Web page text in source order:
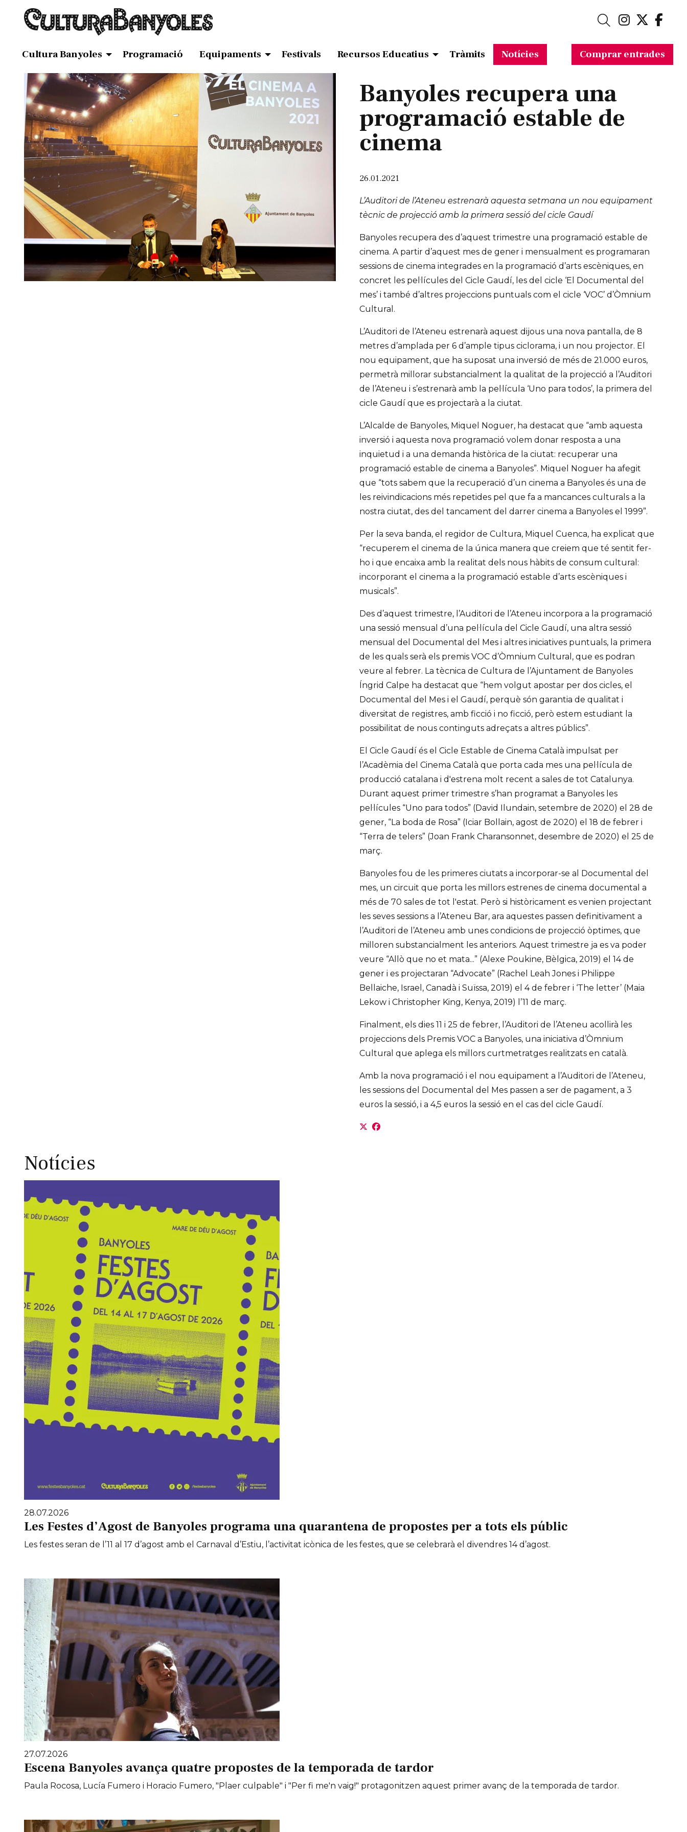
Link aLink
Cerca
Cultura Banyoles Programació Equipaments Festivals Recursos Educatius Tràmits Notícies Comprar entrades
Banyoles recupera una
programació estable de
cinema
26.01.2021
L’Auditori de l’Ateneu estrenarà aquesta setmana un nou equipament
tècnic de projecció amb la primera sessió del cicle Gaudí
Banyoles recupera des d’aquest trimestre una programació estable de
cinema. A partir d’aquest mes de gener i mensualment es programaran
sessions de cinema integrades en la programació d’arts escèniques, en
concret les pel·lícules del Cicle Gaudí, les del cicle ‘El Documental del
mes’ i també d’altres projeccions puntuals com el cicle ‘VOC’ d’Òmnium
Cultural.
L’Auditori de l’Ateneu estrenarà aquest dijous una nova pantalla, de 8
metres d’amplada per 6 d’ample tipus ciclorama, i un nou projector. El
nou equipament, que ha suposat una inversió de més de 21.000 euros,
permetrà millorar substancialment la qualitat de la projecció a l’Auditori
de l’Ateneu i s’estrenarà amb la pel·lícula ‘Uno para todos’, la primera del
cicle Gaudí que es projectarà a la ciutat.
L’Alcalde de Banyoles, Miquel Noguer, ha destacat que “amb aquesta
inversió i aquesta nova programació volem donar resposta a una
inquietud i a una demanda històrica de la ciutat: recuperar una
programació estable de cinema a Banyoles”. Miquel Noguer ha afegit
que “tots sabem que la recuperació d’un cinema a Banyoles és una de
les reivindicacions més repetides pel que fa a mancances culturals a la
nostra ciutat, des del tancament del darrer cinema a Banyoles el 1999”.
Per la seva banda, el regidor de Cultura, Miquel Cuenca, ha explicat que
“recuperem el cinema de la única manera que creiem que té sentit fer-
ho i que encaixa amb la realitat dels nous hàbits de consum cultural:
incorporant el cinema a la programació estable d’arts escèniques i
musicals”.
Des d’aquest trimestre, l’Auditori de l’Ateneu incorpora a la programació
una sessió mensual d’una pel·lícula del Cicle Gaudí, una altra sessió
mensual del Documental del Mes i altres iniciatives puntuals, la primera
de les quals serà els premis VOC d’Òmnium Cultural, que es podran
veure al febrer. La tècnica de Cultura de l’Ajuntament de Banyoles
Íngrid Calpe ha destacat que “hem volgut apostar per dos cicles, el
Documental del Mes i el Gaudí, perquè són garantia de qualitat i
diversitat de registres, amb ficció i no ficció, però estem estudiant la
possibilitat de nous continguts adreçats a altres públics”.
El Cicle Gaudí és el Cicle Estable de Cinema Català impulsat per
l’Acadèmia del Cinema Català que porta cada mes una pel·lícula de
producció catalana i d'estrena molt recent a sales de tot Catalunya.
Durant aquest primer trimestre s’han programat a Banyoles les
pel·lícules “Uno para todos” (David Ilundain, setembre de 2020) el 28 de
gener, “La boda de Rosa” (Iciar Bollain, agost de 2020) el 18 de febrer i
“Terra de telers” (Joan Frank Charansonnet, desembre de 2020) el 25 de
març.
Banyoles fou de les primeres ciutats a incorporar-se al Documental del
mes, un circuit que porta les millors estrenes de cinema documental a
més de 70 sales de tot l'estat. Però si històricament es venien projectant
les seves sessions a l’Ateneu Bar, ara aquestes passen definitivament a
l’Auditori de l’Ateneu amb unes condicions de projecció òptimes, que
milloren substancialment les anteriors. Aquest trimestre ja es va poder
veure “Allò que no et mata...” (Alexe Poukine, Bèlgica, 2019) el 14 de
gener i es projectaran “Advocate” (Rachel Leah Jones i Philippe
Bellaiche, Israel, Canadà i Suïssa, 2019) el 4 de febrer i ‘The letter’ (Maia
Lekow i Christopher King, Kenya, 2019) l’11 de març.
Finalment, els dies 11 i 25 de febrer, l’Auditori de l’Ateneu acollirà les
projeccions dels Premis VOC a Banyoles, una iniciativa d’Òmnium
Cultural que aplega els millors curtmetratges realitzats en català.
Amb la nova programació i el nou equipament a l’Auditori de l’Ateneu,
les sessions del Documental del Mes passen a ser de pagament, a 3
euros la sessió, i a 4,5 euros la sessió en el cas del cicle Gaudí.
Notícies
28.07.2026
Les Festes d’Agost de Banyoles programa una quarantena de propostes per a tots els públic
Les festes seran de l’11 al 17 d’agost amb el Carnaval d’Estiu, l’activitat icònica de les festes, que se celebrarà el divendres 14 d’agost.
27.07.2026
Escena Banyoles avança quatre propostes de la temporada de tardor
Paula Rocosa, Lucía Fumero i Horacio Fumero, "Plaer culpable" i "Per fi me'n vaig!" protagonitzen aquest primer avanç de la temporada de tardor.